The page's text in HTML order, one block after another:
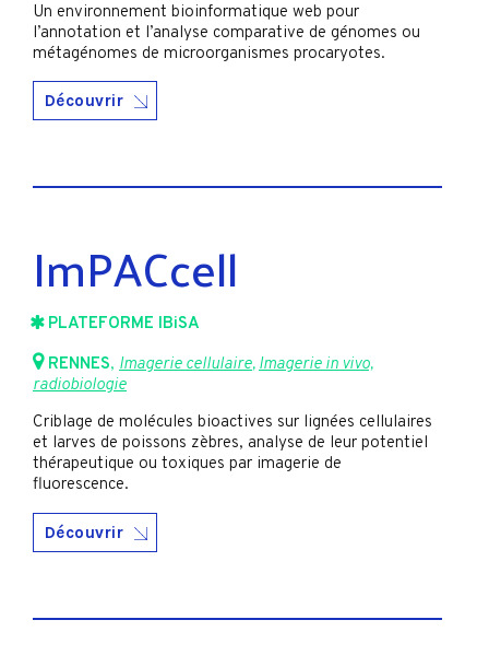
Un environnement bioinformatique web pour
l’annotation et l’analyse comparative de génomes ou
métagénomes de microorganismes procaryotes.
Découvrir
ImPACcell
PLATEFORME IBiSA
RENNES, Imagerie cellulaire,Imagerie in vivo,
radiobiologie
Criblage de molécules bioactives sur lignées cellulaires
et larves de poissons zèbres, analyse de leur potentiel
thérapeutique ou toxiques par imagerie de
fluorescence.
Découvrir